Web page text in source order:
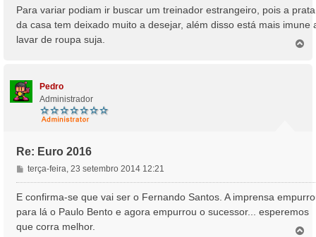
n
g
Para variar podiam ir buscar um treinador estrangeiro, pois a prata
da casa tem deixado muito a desejar, além disso está mais imune
lavar de roupa suja.
Pedro
Administrador
Re: Euro 2016
M
e
n
a
g
terça-feira, 23 setembro 2014 12:21
E confirma-se que vai ser o Fernando Santos. A imprensa
para lá o Paulo Bento e agora empurrou o sucessor... esperemos
que corra melhor.